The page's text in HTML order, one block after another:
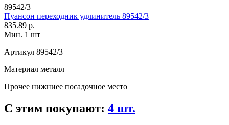
89542/3
Пуансон переходник удлинитель 89542/3
835.89 р.
Мин. 1 шт
Артикул 89542/3
Материал металл
Прочее нижниее посадочное место
С этим покупают: 4 шт.